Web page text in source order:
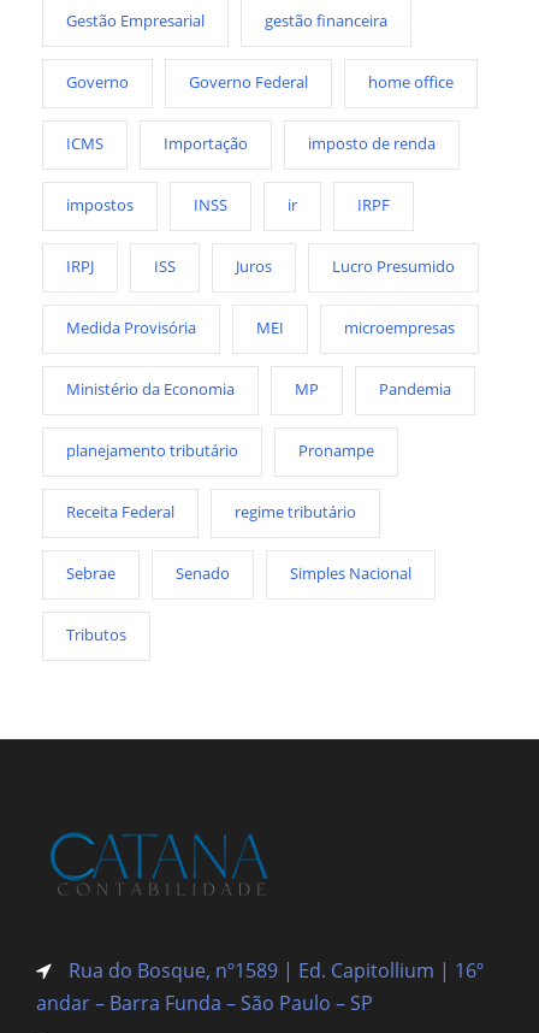
Gestão Empresarial gestão financeira
Governo Governo Federal home office
ICMS Importação imposto de renda
impostos INSS ir IRPF
IRPJ ISS Juros Lucro Presumido
Medida Provisória MEI microempresas
Ministério da Economia MP Pandemia
planejamento tributário Pronampe
Receita Federal regime tributário
Sebrae Senado Simples Nacional
Tributos
Rua do Bosque, nº1589 | Ed. Capitollium | 16º
andar – Barra Funda – São Paulo – SP